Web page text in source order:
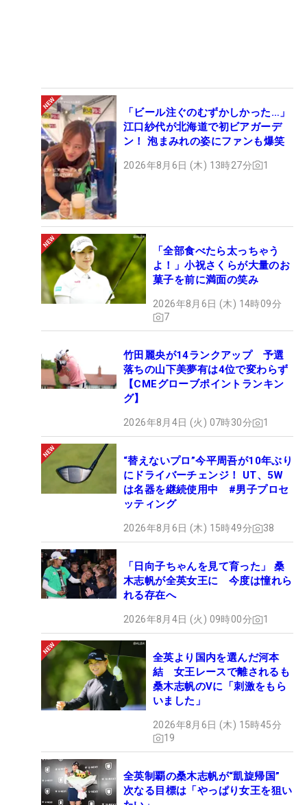
「ビール注ぐのむずかしかった…」
江口紗代が北海道で初ビアガーデ
ン！ 泡まみれの姿にファンも爆笑
2026年8月6日 (木) 13時27分 1
「全部食べたら太っちゃう
よ！」小祝さくらが大量のお
菓子を前に満面の笑み
2026年8月6日 (木) 14時09分
7
竹田麗央が14ランクアップ 予選
落ちの山下美夢有は4位で変わらず
【CMEグローブポイントランキン
グ】
2026年8月4日 (火) 07時30分 1
“替えないプロ”今平周吾が10年ぶり
にドライバーチェンジ！ UT、5W
は名器を継続使用中 #男子プロセ
ッティング
2026年8月6日 (木) 15時49分 38
「日向子ちゃんを見て育った」 桑
木志帆が全英女王に 今度は憧れら
れる存在へ
2026年8月4日 (火) 09時00分 1
全英より国内を選んだ河本
結 女王レースで離されるも
桑木志帆のVに「刺激をもら
いました」
2026年8月6日 (木) 15時45分
19
全英制覇の桑木志帆が“凱旋帰国”
次なる目標は「やっぱり女王を狙い